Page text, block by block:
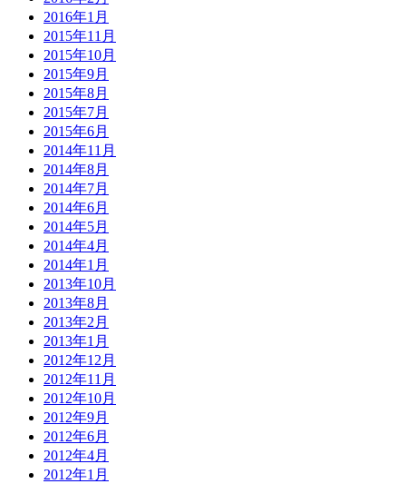
2016年1月
2015年11月
2015年10月
2015年9月
2015年8月
2015年7月
2015年6月
2014年11月
2014年8月
2014年7月
2014年6月
2014年5月
2014年4月
2014年1月
2013年10月
2013年8月
2013年2月
2013年1月
2012年12月
2012年11月
2012年10月
2012年9月
2012年6月
2012年4月
2012年1月